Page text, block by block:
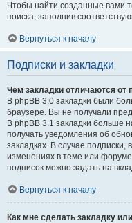
Чтобы найти созданные вами
поиска, заполнив
Вернуться к началу
Подписки и закладки
Чем закладки отличаются от
В phpBB 3.0 закладки были
браузере. Вы не получали
В phpBB 3.1 закладки больше
получать уведомления об
закладках. В случае
изменениях в теме или
подписок можно задать на
Вернуться к началу
Как мне сделать закладку